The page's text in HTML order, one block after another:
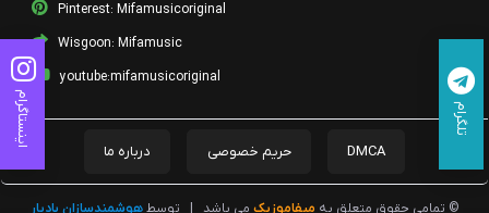
Pinterest: Mifamusicoriginal
Wisgoon: Mifamusic
youtube:mifamusicoriginal
DMCA حریم خصوصی درباره ما
© تمامی حقوق متعلق به میفاموزیک می باشد توسطهوشمندسازان بادیار
اینستاگرام تلگرام